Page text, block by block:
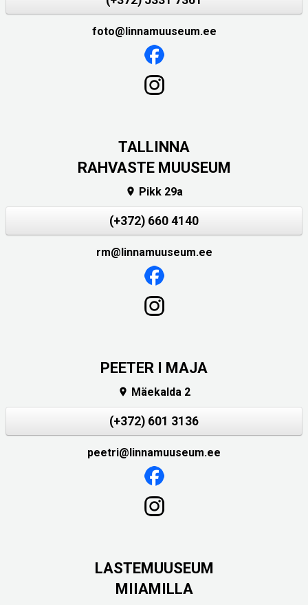
foto@linnamuuseum.ee
TALLINNA
RAHVASTE MUUSEUM
 Pikk 29a
(+372) 660 4140
rm@linnamuuseum.ee
PEETER I MAJA
 Mäekalda 2
(+372) 601 3136
peetri@linnamuuseum.ee
LASTEMUUSEUM
MIIAMILLA